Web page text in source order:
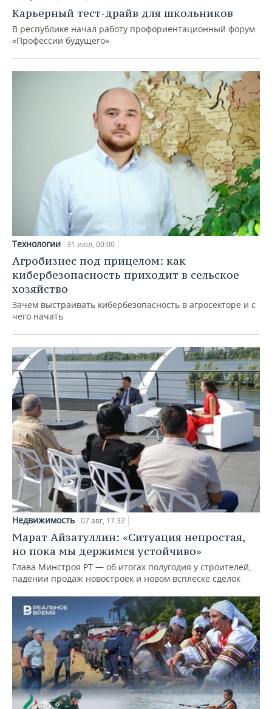
Карьерный тест-драйв для школьников
В республике начал работу профориентационный форум
«Профессии будущего»
Технологии 31 июл, 00:00
Агробизнес под прицелом: как
кибербезопасность приходит в сельское
хозяйство
Зачем выстраивать кибербезопасность в агросекторе и с
чего начать
Недвижимость 07 авг, 17:32
Марат Айзатуллин: «Ситуация непростая,
но пока мы держимся устойчиво»
Глава Минстроя РТ — об итогах полугодия у строителей,
падении продаж новостроек и новом всплеске сделок